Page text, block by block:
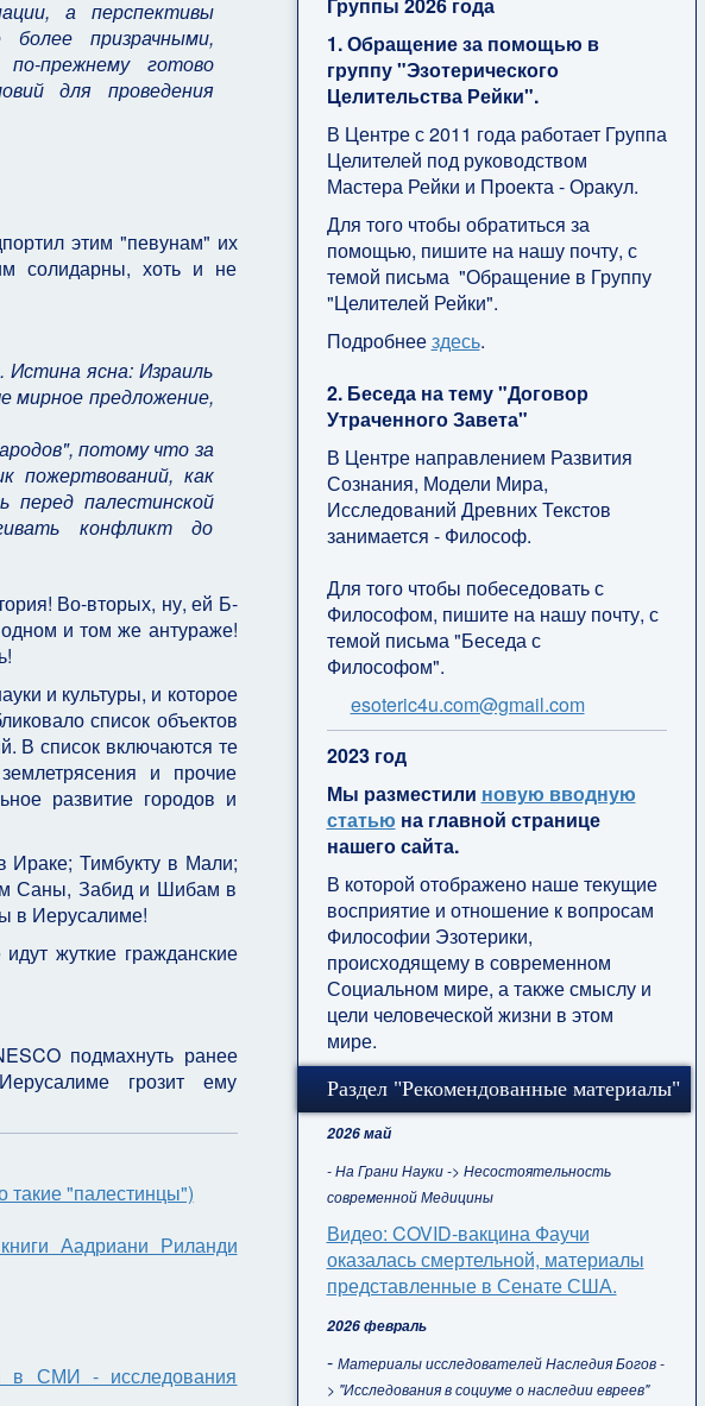
а перспективы
призрачными,
прежнему готово
для проведения
этим "певунам" их
солидарны, хоть и не
ясна: Израиль
мирное предложение,
потому что за
пожертвований, как
палестинской
конфликт до
Во-вторых, ну, ей Б-
и том же антураже!
и культуры, и которое
список объектов
В список включаются те
и прочие
развитие городов и
Тимбукту в Мали;
Саны, Забид и Шибам в
в Иерусалиме!
жуткие гражданские
подмахнуть ранее
грозит ему
такие "палестинцы")
Аадриани Риланди
в СМИ - исследования
1. Обращение за помощью в
группу "Эзотерического
Целительства Рейки".
В Центре с 2011 года работает Группа
Целителей под руководством
Мастера Рейки и Проекта - Оракул.
Для того чтобы обратиться за
помощью, пишите на нашу почту, с
темой письма "Обращение в Группу
"Целителей Рейки".
Подробнеездесь.
2. Беседа на тему "Договор
Утраченного Завета"
В Центре направлением Развития
Сознания, Модели Мира,
Исследований Древних Текстов
занимается - Философ.
Для того чтобы побеседовать с
Философом, пишите на нашу почту, с
темой письма "Беседа с
Философом".
esoteric4u.com@gmail.com
2023 год
Мы разместили новую вводную
статью на главной странице
нашего сайта.
В которой отображено наше текущие
восприятие и отношение к вопросам
Философии Эзотерики,
происходящему в современном
Социальном мире, а также смыслу и
цели человеческой жизни в этом
мире.
Раздел "Рекомендованные материалы"
2026 май
- На Грани Науки -> Несостоятельность
современной Медицины
Видео: COVID-вакцина Фаучи
оказалась смертельной, материалы
представленные в Сенате США.
2026 февраль
- Материалы исследователей Наследия Богов -
> "Исследования в социуме о наследии евреев"